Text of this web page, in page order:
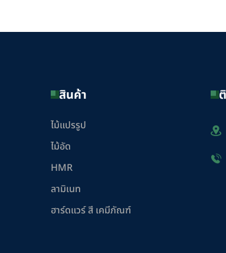
สินค้า
ไม้แปรรูป
ไม้อัด
HMR
ลามิเนท
ฮาร์ดแวร์ สี เคมีภัณฑ์